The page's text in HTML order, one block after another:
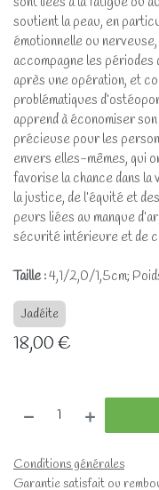
soutient la peau, en
émotionnelle ou
accompagne les
après une opération, et
problématiques
apprend à économiser
précieuse pour les
envers elles-mêmes, qui
favorise la chance dans
la justice, de l’équité et
peurs liées au manque
sécurité intérieure et de
Taille :4,1/2,0/1,5cm;
Jadéite
18,00€
Conditions générales
Garantie satisfait ou